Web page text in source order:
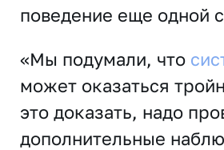
поведение еще одной
«Мы подумали, что
может оказаться
это доказать, надо
дополнительные